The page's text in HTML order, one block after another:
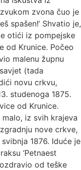
zvona čuo je
spašen!’ Shvatio je,
otići iz pompejske
od Krunice. Počeo
malenu župnu
(tada
novu crkvu,
studenoga 1875.
od Krunice.
iz svih krajeva
nove crkve,
1876. Iduće je
‘Petnaest
od teške